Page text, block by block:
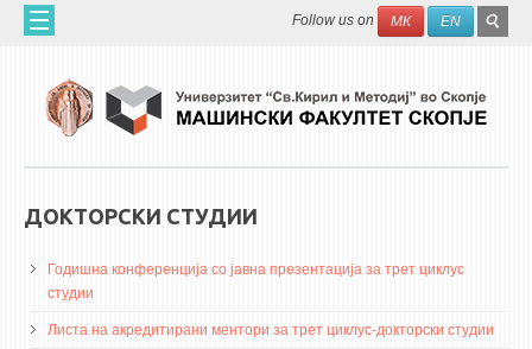
Skip to main content Search
Follow us on МК EN
ЗА НАС
60 ГОДИНИ МФ
ЗА ФАКУЛТЕТОТ
НАУЧНА ДЕЈНОСТ
МАШИНСКО ИНЖЕНЕРСТВО - НАУЧНО СПИСАНИЕ
ДОКТОРСКИ СТУДИИ
Годишна конференција со јавна презентација за трет циклус
студии
Листа на акредитирани ментори за трет циклус-докторски студии